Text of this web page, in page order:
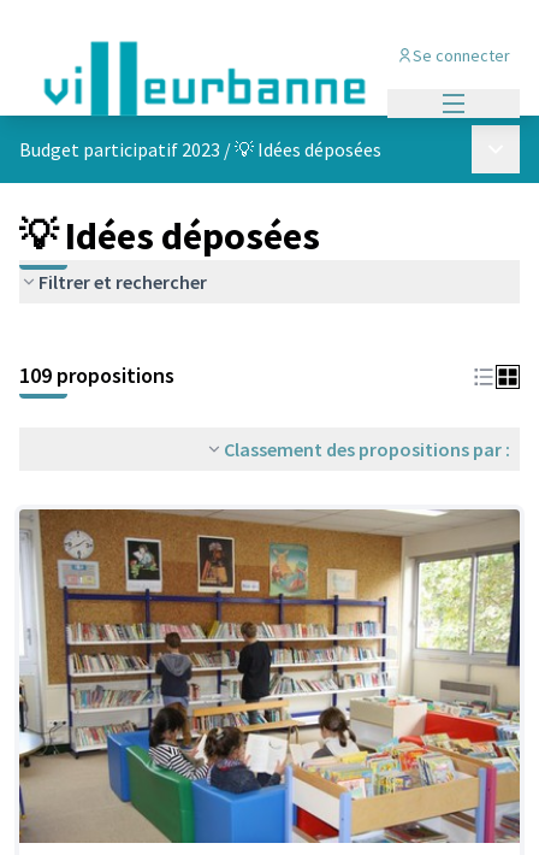
Se connecter
Budget participatif 2023 /💡 Idées déposées
💡 Idées déposées
Filtrer et rechercher
+
−
109 propositions
Classement des propositions par :